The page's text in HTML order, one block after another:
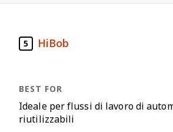
5 HiBob
Ideale per flussi di lavoro di
riutilizzabili